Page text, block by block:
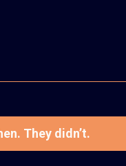
They didn’t.